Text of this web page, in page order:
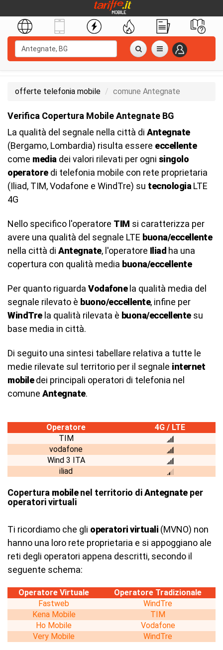
offerte telefonia mobile comune Antegnate
Verifica Copertura Mobile Antegnate BG
La qualità del segnale nella città di Antegnate
(Bergamo, Lombardia) risulta essere eccellente
come media dei valori rilevati per ogni singolo
operatoredi telefonia mobile con rete proprietaria
(Iliad, TIM, Vodafone e WindTre) su tecnologia LTE
4G
Nello specifico l'operatore TIM si caratterizza per
avere una qualità del segnale LTE buona/eccellente
nella città di Antegnate, l'operatore Iliad ha una
copertura con qualità media buona/eccellente
Per quanto riguarda Vodafonela qualità media del
segnale rilevato è buono/eccellente, infine per
WindTrela qualità rilevata è buona/eccellentesu
base media in città.
Di seguito una sintesi tabellare relativa a tutte le
medie rilevate sul territorio per il segnale internet
mobiledei principali operatori di telefonia nel
comune Antegnate.
Operatore
4G / LTE
TIM
vodafone
Wind 3 ITA
iliad
Copertura mobilenel territorio diAntegnateper
operatori virtuali
Ti ricordiamo che gli operatori virtuali (MVNO) non
hanno una loro rete proprietaria e si appoggiano ale
reti degli operatori appena descritti, secondo il
seguente schema:
Operatore Virtuale
Operatore Tradizionale
Fastweb
WindTre
Kena Mobile
TIM
Ho Mobile
Vodafone
Very Mobile
WindTre